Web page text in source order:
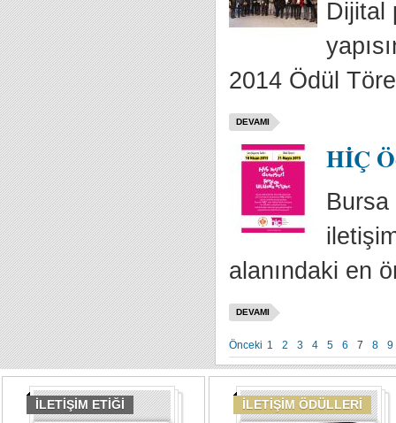
Dijital
2014 Ödül
DEVAMI
HİÇ
Bursa
alanındaki en
DEVAMI
Önceki 1 2 3 4 5 6 7 8 9
İLETİŞİM ETİĞİ İLETİŞİM ÖDÜLLERİ